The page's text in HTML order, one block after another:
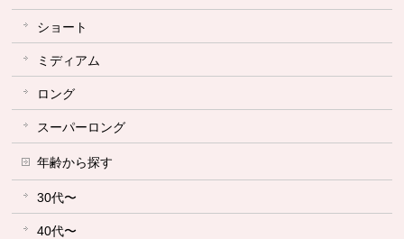
ショート
ミディアム
ロング
スーパーロング
年齢から探す
30代〜
40代〜